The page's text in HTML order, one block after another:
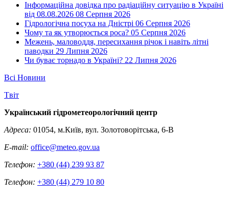
Інформаційна довідка про радіаційну ситуацію в Україні
від 08.08.2026 08 Серпня 2026
Гідрологічна посуха на Дністрі 06 Серпня 2026
Чому та як утворюється роса? 05 Серпня 2026
Межень, маловоддя, пересихання річок і навіть літні
паводки 29 Липня 2026
Чи буває торнадо в Україні? 22 Липня 2026
Всі Новини
Tвіт
Український гідрометеорологічний центр
Адреса: 01054, м.Київ, вул. Золотоворітська, 6-В
E-mail: office@meteo.gov.ua
Телефон: +380 (44) 239 93 87
Телефон: +380 (44) 279 10 80